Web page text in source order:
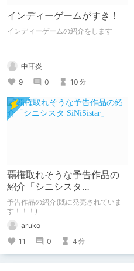
インディーゲームがすき！
インディーゲームの紹介をします
中耳炎
9
0 10 分
覇権取れそうな予告作品の
紹介「シニシスタ
SiNiSistar」
予告作品の紹介(既に発売されていま
す！！！)
aruko
11
0 4 分